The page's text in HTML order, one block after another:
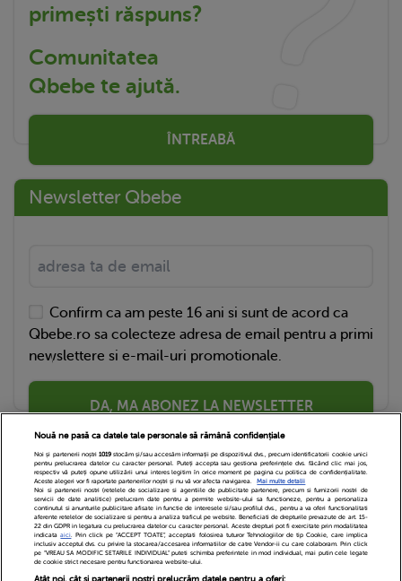
primești răspuns?
Comunitatea
Qbebe te ajută.
ÎNTREABĂ
Newsletter Qbebe
Confirm ca am peste 16 ani si sunt de acord ca
Qbebe.ro sa colecteze adresa de email pentru a primi
newslettere si e-mail-uri promotionale.
DA, MA ABONEZ LA NEWSLETTER
Echipa Editoriala Newsletter
Contact
Nouă ne pasă ca datele tale personale să rămână confidențiale
Noi și partenerii noștri 1019stocăm și/sau accesăm informații pe dispozitivul dvs., precum identificatorii cookie unici
pentru prelucrarea datelor cu caracter personal. Puteți accepta sau gestiona preferințele dvs. făcând clic mai jos,
respectiv vă puteți opune utilizării unui interes legitim în orice moment pe pagina cu politica de confidențialitate.
Aceste alegeri vor fi raportate partenerilor noștri și nu vă vor afecta navigarea.
Mai multe detalii
Noi si partenerii nostri (retelele de socializare si agentiile de publicitate partenere, precum si furnizorii nostri de
servicii de date analitice) prelucram date pentru a permite website-ului sa functioneze, pentru a personaliza
continutul si anunturile publicitare afisate in functie de interesele si/sau profilul dvs., pentru a va oferi functionalitati
aferente retelelor de socializare si pentru a analiza traficul pe website. Beneficiati de drepturile prevazute de art. 15-
22 din GDPR in legatura cu prelucrarea datelor cu caracter personal. Aceste drepturi pot fi exercitate prin modalitatea
indicataaici. Prin click pe “ACCEPT TOATE”, acceptati folosirea tuturor Tehnologiilor de tip Cookie, care implica
inclusiv acceptul dvs. cu privire la stocarea/accesarea informatiilor de catre Vendor-ii cu care colaboram. Prin click
pe “VREAU SA MODIFIC SETARILE INDIVIDUAL” puteti schimba preferintele in mod individual, mai putin cele legate
de cookie strict necesare pentru functionarea website-ului.
Atât noi, cât și partenerii noștri prelucrăm datele pentru a oferi: